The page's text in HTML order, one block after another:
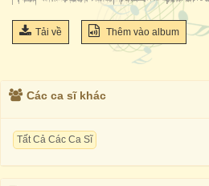
Tải về Thêm vào album
Các ca sĩ khác
Tất Cả Các Ca Sĩ